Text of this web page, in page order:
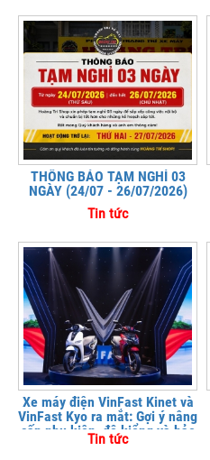
THÔNG BÁO TẠM NGHỈ 03
NGÀY (24/07 - 26/07/2026)
Tin tức
Xe máy điện VinFast Kinet và
VinFast Kyo ra mắt: Gợi ý nâng
cấp phụ kiện, độ kiểng và bảo
vệ xe tại
Tin tức